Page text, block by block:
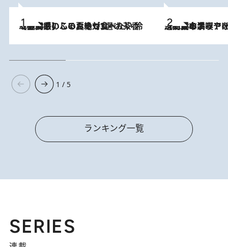
2026.8.5
【静岡県】この夏絶対食べたい 冷やしておいしいおやつ3選 お茶香る生食感のふるふるゼリー 2026.8.5
【西日本エリアを総まとめ】 47都道府県の手みやげ ひんやりスイーツで夏を満喫
1 / 5
ランキング一覧
SERIES